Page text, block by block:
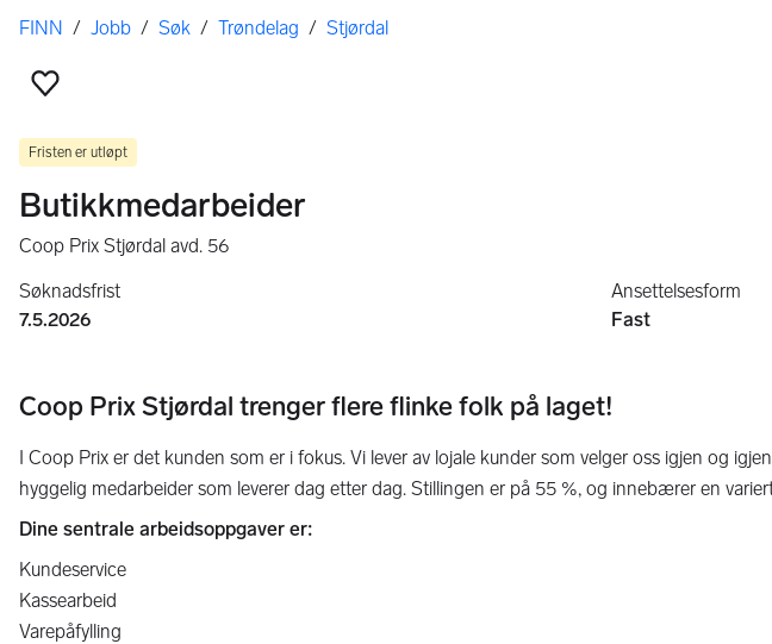
Her er du
FINN / Jobb / Søk / Trøndelag / Stjørdal
Fristen er utløpt
Butikkmedarbeider
Coop Prix Stjørdal avd. 56
Søknadsfrist
7.5.2026
Ansettelsesform
Fast
Coop Prix Stjørdal trenger flere flinke folk på laget!
I Coop Prix er det kunden som er i fokus. Vi lever av lojale kunder som velger oss igjen og
hyggelig medarbeider som leverer dag etter dag. Stillingen er på 55 %, og innebærer en
Dine sentrale arbeidsoppgaver er:
Kundeservice
Kassearbeid
Varepåfylling